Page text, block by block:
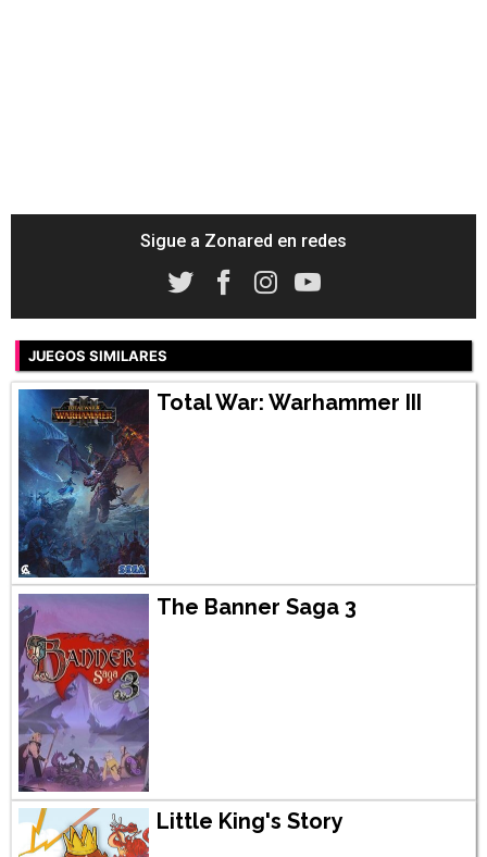
Sigue a Zonared en redes
JUEGOS SIMILARES
Total War: Warhammer III
The Banner Saga 3
Little King's Story